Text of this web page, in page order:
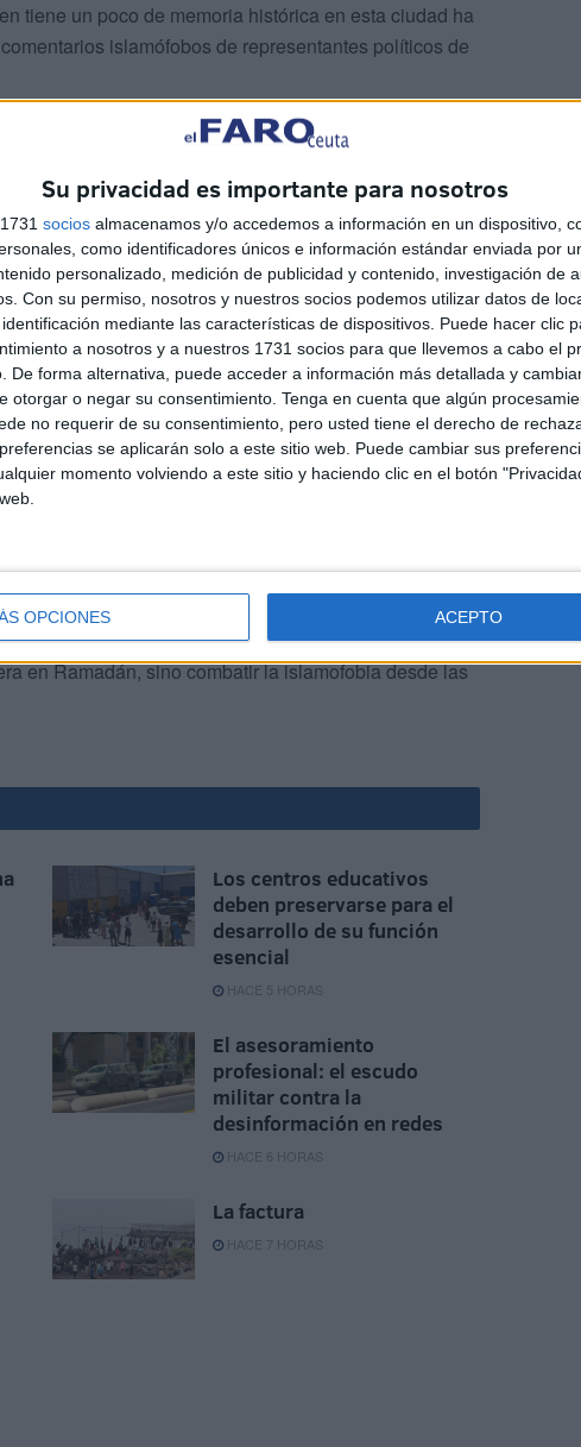
Su privacidad es importante para nosotros
socios almacenamos y/o accedemos a información en un dispositivo,
como identificadores únicos e información estándar enviada por
personalizado, medición de publicidad y contenido, investigación de
Con su permiso, nosotros y nuestros socios podemos utilizar datos de
mediante las características de dispositivos. Puede hacer clic
a nosotros y a nuestros 1731 socios para que llevemos a cabo el
De forma alternativa, puede acceder a información más detallada y
otorgar o negar su consentimiento. Tenga en cuenta que algún
no requerir de su consentimiento, pero usted tiene el derecho de
se aplicarán solo a este sitio web. Puede cambiar sus
momento volviendo a este sitio y haciendo clic en el botón
OPCIONES ACEPTO
tiene un poco de memoria histórica en esta ciudad ha
islamófobos de representantes políticos de
construir el retroceso, poca autocrítica se le puede
sus estatutos y se disuelvan políticamente a la mayor
democrática para la ciudadanía española.
la gran labor de las distintas asociaciones y
combaten la islamofobia durante los 365 días del año:
la convivencia. La interculturalidad se demuestra
institucionales vacíos y repletos de hipocresía.
en Ramadán, sino combatir la islamofobia desde las
Los centros educativos
deben preservarse para el
desarrollo de su función
esencial
HACE 5 HORAS
El asesoramiento
profesional: el escudo
militar contra la
desinformación en redes
HACE 6 HORAS
La factura
HACE 7 HORAS